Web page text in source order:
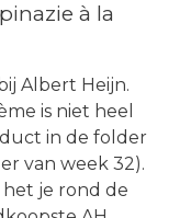
à la
Albert Heijn.
is niet heel
in de folder
van week 32).
het je rond de